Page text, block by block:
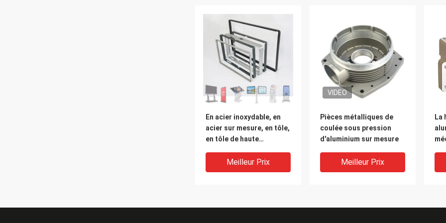
En acier inoxydable, en
acier sur mesure, en tôle,
en tôle de haute
aluminiumMeilleur Prix
VIDEO
Pièces métalliques de
coulée sous pression
d'aluminium sur mesure
Meilleur Prix
La